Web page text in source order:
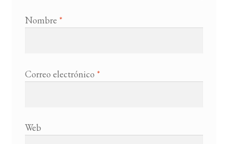
Nombre *
Correo electrónico *
Web